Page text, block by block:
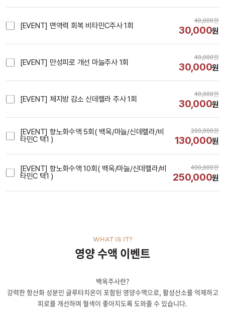
[EVENT] 면역력 회복 비타민C주사 1회
40,000원
30,000원
[EVENT] 만성피로 개선 마늘주사 1회
40,000원
30,000원
[EVENT] 체지방 감소 신데렐라 주사 1회
40,000원
30,000원
[EVENT] 항노화수액 5회( 백옥/마늘/신데렐라/비
타민C 택1 )
200,000원
130,000원
[EVENT] 항노화수액 10회( 백옥/마늘/신데렐라/비
타민C 택1 )
400,000원
250,000원
영양 수액 이벤트
WHAT IS IT?
백옥주사란?
강력한 항산화 성분인 글루타치온이 포함된 영양수액으로, 활성산소를 억제하고
피로를 개선하며 혈색이 좋아지도록 도와줄 수 있습니다.